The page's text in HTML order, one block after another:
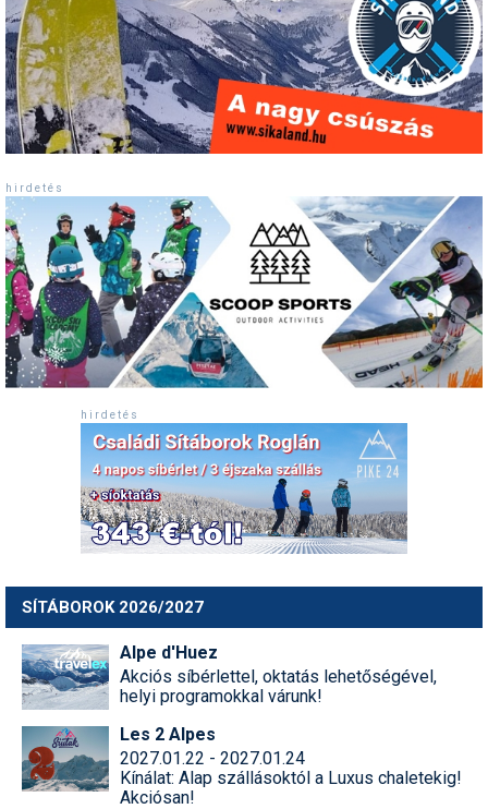
h i r d e t é s
h i r d e t é s
SÍTÁBOROK 2026/2027
Alpe d'Huez
Akciós síbérlettel, oktatás lehetőségével,
helyi programokkal várunk!
Les 2 Alpes
2027.01.22 - 2027.01.24
Kínálat: Alap szállásoktól a Luxus chaletekig!
Akciósan!